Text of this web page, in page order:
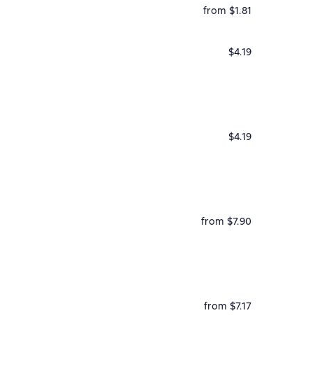
from $1.81
$4.19
$4.19
from $7.90
from $7.17